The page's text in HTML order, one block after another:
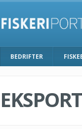
BEDRIFTER